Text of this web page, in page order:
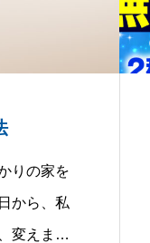
りの家を
から、私
変えま…